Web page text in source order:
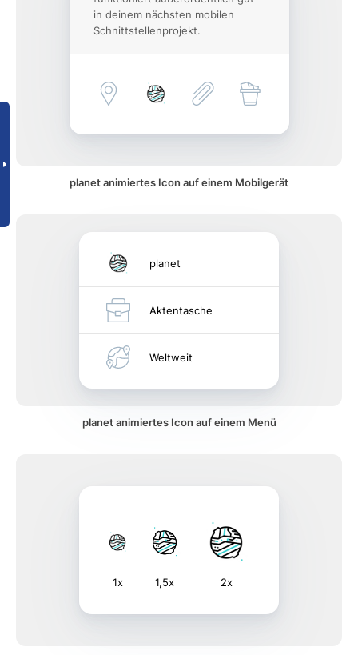
in deinem nächsten mobilen
Schnittstellenprojekt.
planet animiertes Icon auf einem Mobilgerät
planet
Aktentasche
Weltweit
planet animiertes Icon auf einem Menü
1x 1,5x 2x